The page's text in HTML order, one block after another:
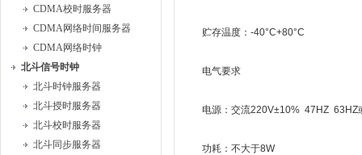
CDMA校时服务器
CDMA网络时间服务器
CDMA网络时钟
北斗信号时钟
北斗时钟服务器
北斗授时服务器
北斗校时服务器
北斗同步服务器
贮存温度：-40°C+80°C
电气要求
电源：交流220V±10% 47HZ 63HZ
功耗：不大于8W